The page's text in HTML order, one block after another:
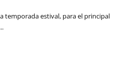
temporada estival, para el principal